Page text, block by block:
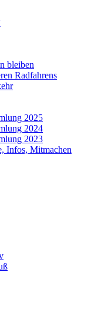
bleiben
Radfahrens
2025
2024
2023
Infos, Mitmachen